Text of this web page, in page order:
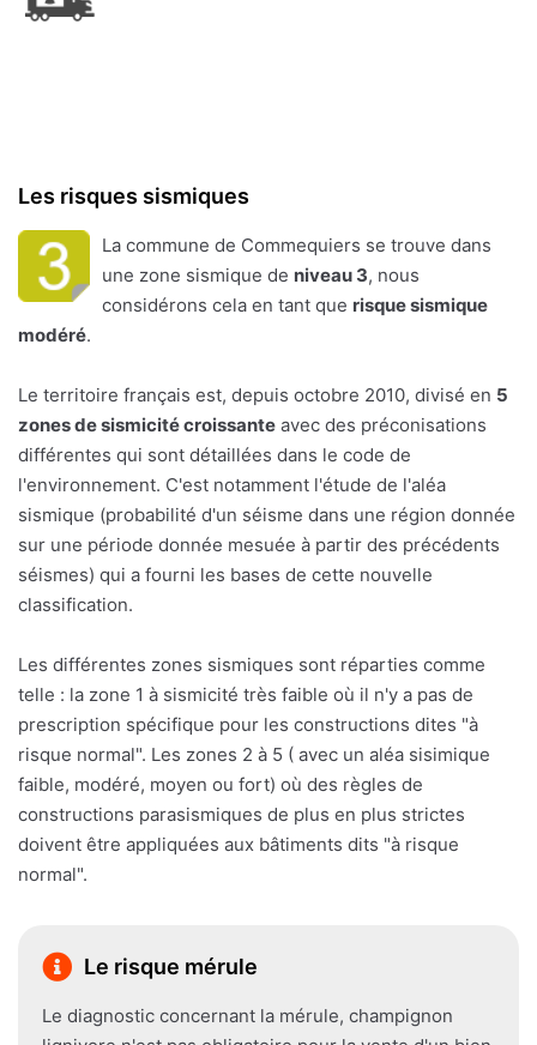
Les risques sismiques
La commune de Commequiers se trouve dans
une zone sismique de niveau 3, nous
considérons cela en tant que risque sismique
modéré.
Le territoire français est, depuis octobre 2010, divisé en 5
zones de sismicité croissante avec des préconisations
différentes qui sont détaillées dans le code de
l'environnement. C'est notamment l'étude de l'aléa
sismique (probabilité d'un séisme dans une région donnée
sur une période donnée mesuée à partir des précédents
séismes) qui a fourni les bases de cette nouvelle
classification.
Les différentes zones sismiques sont réparties comme
telle : la zone 1 à sismicité très faible où il n'y a pas de
prescription spécifique pour les constructions dites "à
risque normal". Les zones 2 à 5 ( avec un aléa sisimique
faible, modéré, moyen ou fort) où des règles de
constructions parasismiques de plus en plus strictes
doivent être appliquées aux bâtiments dits "à risque
normal".
Le risque mérule
Le diagnostic concernant la mérule, champignon